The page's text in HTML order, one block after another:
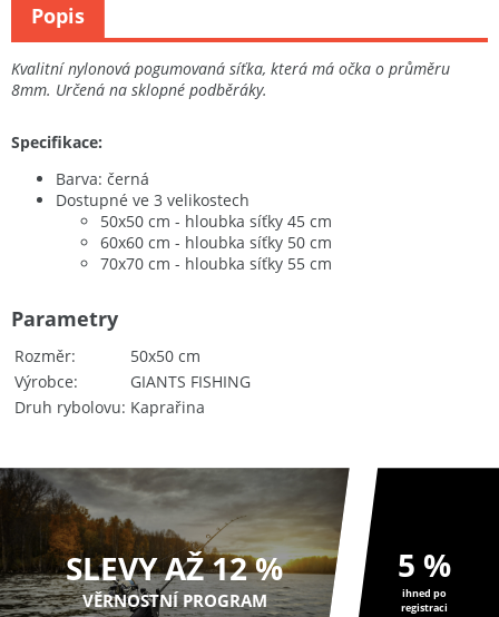
Kvalitní nylonová pogumovaná síťka, která má očka o průměru
8mm. Určená na sklopné podběráky.
Specifikace:
Barva: černá
Dostupné ve 3 velikostech
50x50 cm - hloubka síťky 45 cm
60x60 cm - hloubka síťky 50 cm
70x70 cm - hloubka síťky 55 cm
Rozměr
50x50 cm
Výrobce
GIANTS FISHING
Druh rybolovu Kaprařina
Parametry
Popis
SLEVY AŽ 12 %
VĚRNOSTNÍ PROGRAM
5 %
ihned po
registraci